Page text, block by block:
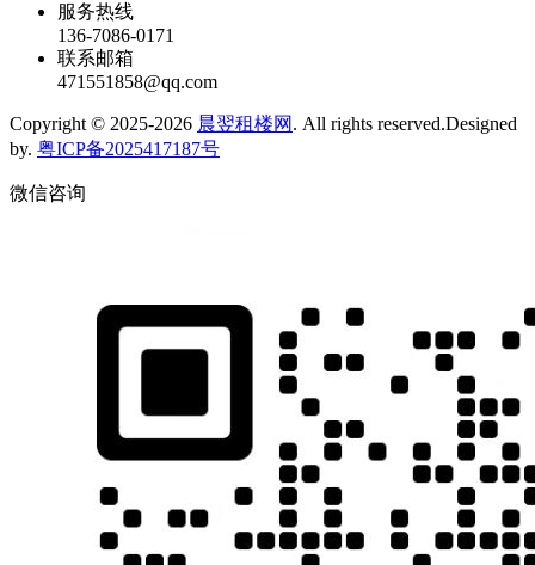
服务热线
136-7086-0171
联系邮箱
471551858@qq.com
Copyright © 2025-2026 晨翌租楼网 . All rights reserved.Designed
by. 粤ICP备2025417187号
微信咨询